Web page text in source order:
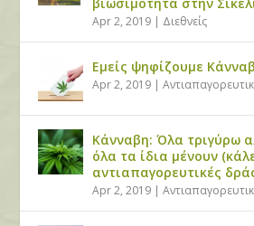
Apr 2, 2019 | Διεθνείς
Εμείς ψηφίζουμε
Apr 2, 2019 |
Κάνναβη: Όλα τριγύρω
όλα τα ίδια μένουν
αντιαπαγορευτικές
Apr 2, 2019 |